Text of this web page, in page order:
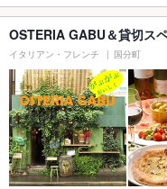
OSTERIA GABU＆貸切ス
イタリアン・フレンチ 国分町